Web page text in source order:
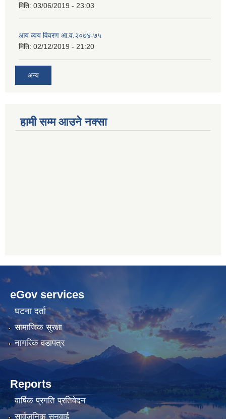
मिति: 03/06/2019 - 23:03
आय व्यय विवरण आ.व.२०७४-७५
मिति: 02/12/2019 - 21:20
अन्य
हामी सम्म आउने नक्सा
betwild
cratosroyalbet
bahis
siteleri
hdasianporns.net
lunadark.org
bahis
siteleri
eGov services
घटना दर्ता
सामाजिक सुरक्षा
नागरिक वडापत्र
Reports
वार्षिक प्रगति प्रतिवेदन
सार्वजनिक सुनुवाई